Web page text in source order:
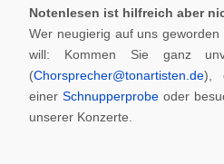
Notenlesen ist hilfreich aber
Wer neugierig auf uns
will: Kommen Sie ganz
(Chorsprecher@tonartisten.de),
einerSchnupperprobe oder
unserer Konzerte.